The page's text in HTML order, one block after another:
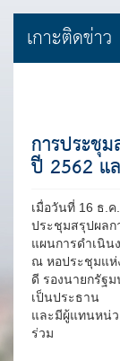
เกาะติดข่าว
การประชุ
ปี 2562 แ
เมื่อวันที่ 16 ธ.ค
ประชุมสรุปผลก
แผนการดำเนิน
ณ หอประชุมแห่
ดี รองนายกรัฐ
เป็นประธาน
และมีผู้แทนหน่ว
ร่วม